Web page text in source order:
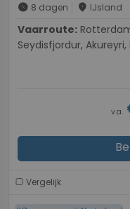
schedule 8 dagen place IJsland
Vaarroute:
Seydisfjordur,
v.a.
Vergelijk